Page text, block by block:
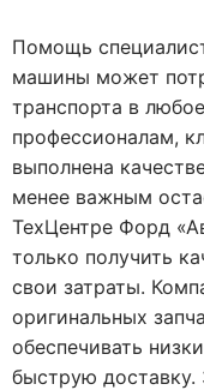
Помощь
машины может
транспорта в
профессионалам,
выполнена
менее важным
ТехЦентре Форд
только получить
свои затраты.
оригинальных
обеспечивать
быструю